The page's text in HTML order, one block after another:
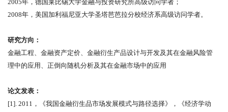
2005年，德国莱比锡大学金融与投资研究所高级访问学者；
2008年，美国加利福尼亚大学圣塔芭芭拉分校经济系高级访问学者。
研究方向：
金融工程、金融资产定价、金融衍生产品设计与开发及其在金融风险管
理中的应用、正倒向随机分析及其在金融市场中的应用
论文发表：
[1]. 2011 ，《我国金融衍生品市场发展模式与路径选择》，《经济学动